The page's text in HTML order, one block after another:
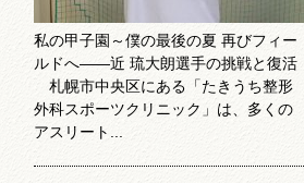
私の甲子園～僕の最後の夏 再びフィー
ルドへ――近 琉大朗選手の挑戦と復活
札幌市中央区にある「たきうち整形
外科スポーツクリニック」は、多くの
アスリート...